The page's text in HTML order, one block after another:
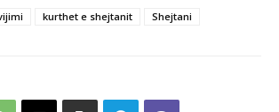
kurthet e shejtanit Shejtani